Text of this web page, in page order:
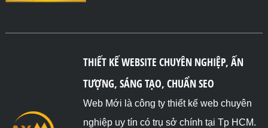
THIẾT KẾ WEBSITE CHUYÊN NGHIỆP, ẤN
TƯỢNG, SÁNG TẠO, CHUẨN SEO
Web Mới là công ty thiết kế web chuyên
nghiệp uy tín có trụ sở chính tại Tp HCM.